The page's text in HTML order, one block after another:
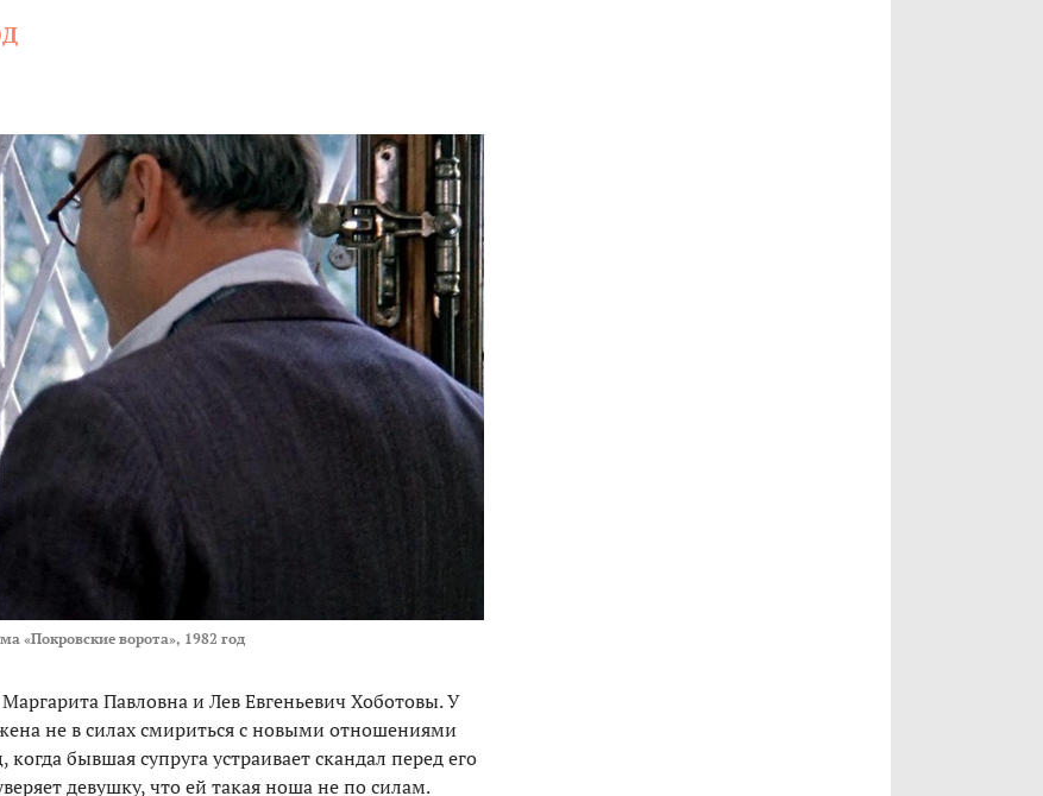
«Покровские ворота», 1982 год
Павловна и Лев Евгеньевич Хоботовы. У
не в силах смириться с новыми отношениями
бывшая супруга устраивает скандал перед его
девушку, что ей такая ноша не по силам.